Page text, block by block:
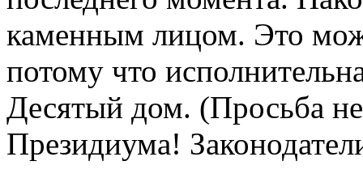
каменным лицом. Это
потому что
Десятый дом. (Просьба
Президиума!